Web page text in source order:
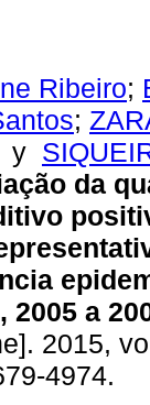
Ribeiro;
;
y
da
2005 a
2015,
4974.